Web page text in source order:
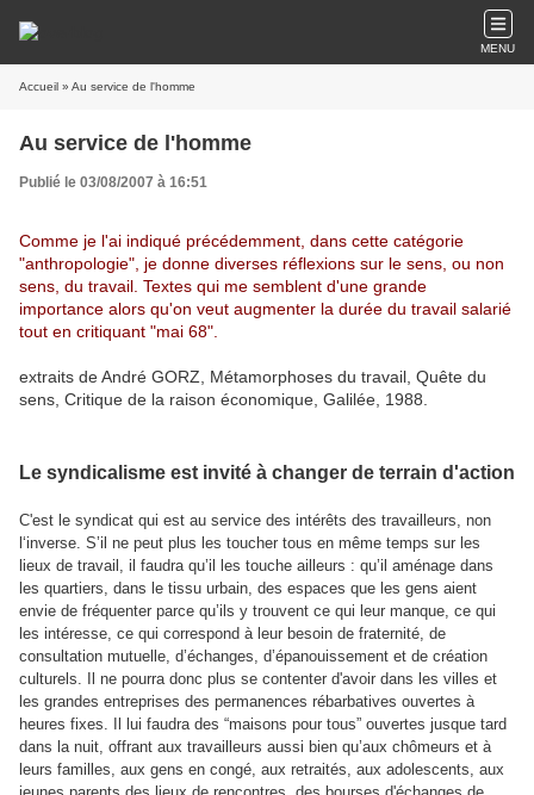
MENU
Accueil » Au service de l'homme
Au service de l'homme
Publié le 03/08/2007 à 16:51
Comme je l'ai indiqué précédemment, dans cette catégorie
"anthropologie", je donne diverses réflexions sur le sens, ou non
sens, du travail. Textes qui me semblent d'une grande
importance alors qu'on veut augmenter la durée du travail salarié
tout en critiquant "mai 68".
extraits de André GORZ, Métamorphoses du travail, Quête du
sens, Critique de la raison économique, Galilée, 1988.
Le syndicalisme est invité à changer de terrain d'action
C'est le syndicat qui est au service des intérêts des travailleurs, non
l‘inverse. S’il ne peut plus les toucher tous en même temps sur les
lieux de travail, il faudra qu’il les touche ailleurs : qu’il aménage dans
les quartiers, dans le tissu urbain, des espaces que les gens aient
envie de fréquenter parce qu’ils y trouvent ce qui leur manque, ce qui
les intéresse, ce qui correspond à leur besoin de fraternité, de
consultation mutuelle, d’échanges, d’épanouissement et de création
culturels. Il ne pourra donc plus se contenter d'avoir dans les villes et
les grandes entreprises des permanences rébarbatives ouvertes à
heures fixes. Il lui faudra des “maisons pour tous” ouvertes jusque tard
dans la nuit, offrant aux travailleurs aussi bien qu’aux chômeurs et à
leurs familles, aux gens en congé, aux retraités, aux adolescents, aux